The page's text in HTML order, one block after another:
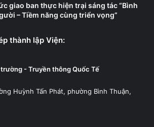
giao ban thực hiện trại sáng tác “Bình
– Tiềm năng cùng triển vọng”
thành lập Viện:
- Truyền thông Quốc Tế
Huỳnh Tấn Phát, phường Bình Thuận,